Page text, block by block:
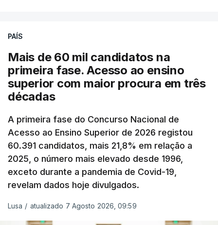
evolução das cotações internacionais do petróleo,
posto de abastecimento, a marca e a localização.
A atualização do desconto do Imposto sobre os
Produtos Petrolíferos (ISP) também poderá
O Governo comprometeu-se a aplicar uma redução
extraordinária e temporária no ISP, sempre que se
verifique um aumento do preço dos combustíveis
superior a 10 cêntimos, para mitigar a escalada de
preços.
Depois de uma subida inicial devido à guerra no
PAÍS
Mais de 60 mil candidatos na
primeira fase. Acesso ao ensino
superior com maior procura em três
décadas
A primeira fase do Concurso Nacional de
Acesso ao Ensino Superior de 2026 registou
60.391 candidatos, mais 21,8% em relação a
2025, o número mais elevado desde 1996,
exceto durante a pandemia de Covid-19,
revelam dados hoje divulgados.
Lusa / atualizado 7 Agosto 2026, 09:59